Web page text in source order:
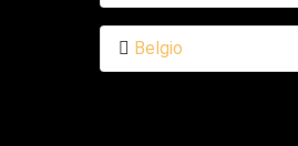
Belgio